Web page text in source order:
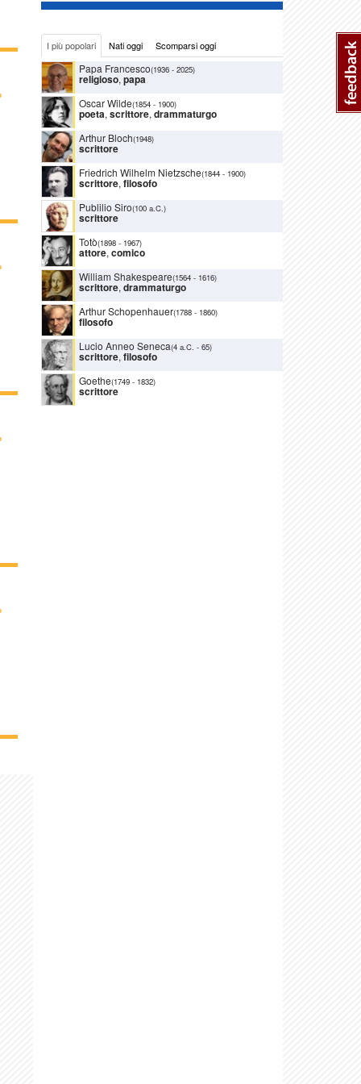
I più popolari Nati oggi Scomparsi oggi
Papa Francesco(1936 - 2025)
religioso, papa
Oscar Wilde(1854 - 1900)
poeta, scrittore, drammaturgo
Arthur Bloch(1948)
scrittore
Friedrich Wilhelm Nietzsche(1844 - 1900)
scrittore, filosofo
Publilio Siro(100 a.C.)
scrittore
Totò(1898 - 1967)
attore, comico
William Shakespeare(1564 - 1616)
scrittore, drammaturgo
Arthur Schopenhauer(1788 - 1860)
filosofo
Lucio Anneo Seneca(4 a.C. - 65)
scrittore, filosofo
Goethe(1749 - 1832)
scrittore